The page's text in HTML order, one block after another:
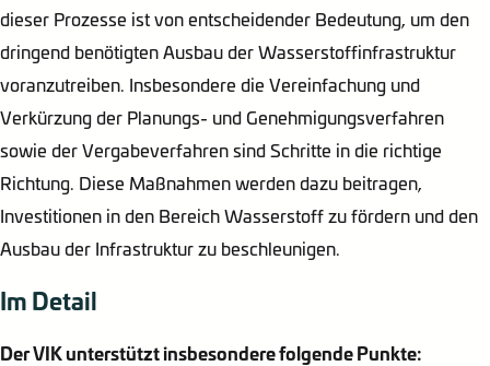
dieser Prozesse ist von entscheidender Bedeutung, um den
dringend benötigten Ausbau der Wasserstoffinfrastruktur
voranzutreiben. Insbesondere die Vereinfachung und
Verkürzung der Planungs- und Genehmigungsverfahren
sowie der Vergabeverfahren sind Schritte in die richtige
Richtung. Diese Maßnahmen werden dazu beitragen,
Investitionen in den Bereich Wasserstoff zu fördern und den
Ausbau der Infrastruktur zu beschleunigen.
Im Detail
Der VIK unterstützt insbesondere folgende Punkte: